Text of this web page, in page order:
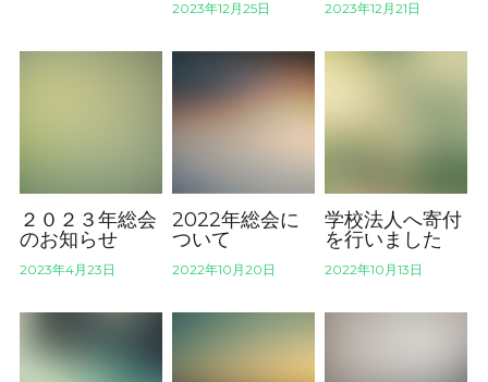
2023年12月25日 2023年12月21日
２０２３年総会
のお知らせ
2023年4月23日
2022年総会に
ついて
2022年10月20日
学校法人へ寄付
を行いました
2022年10月13日